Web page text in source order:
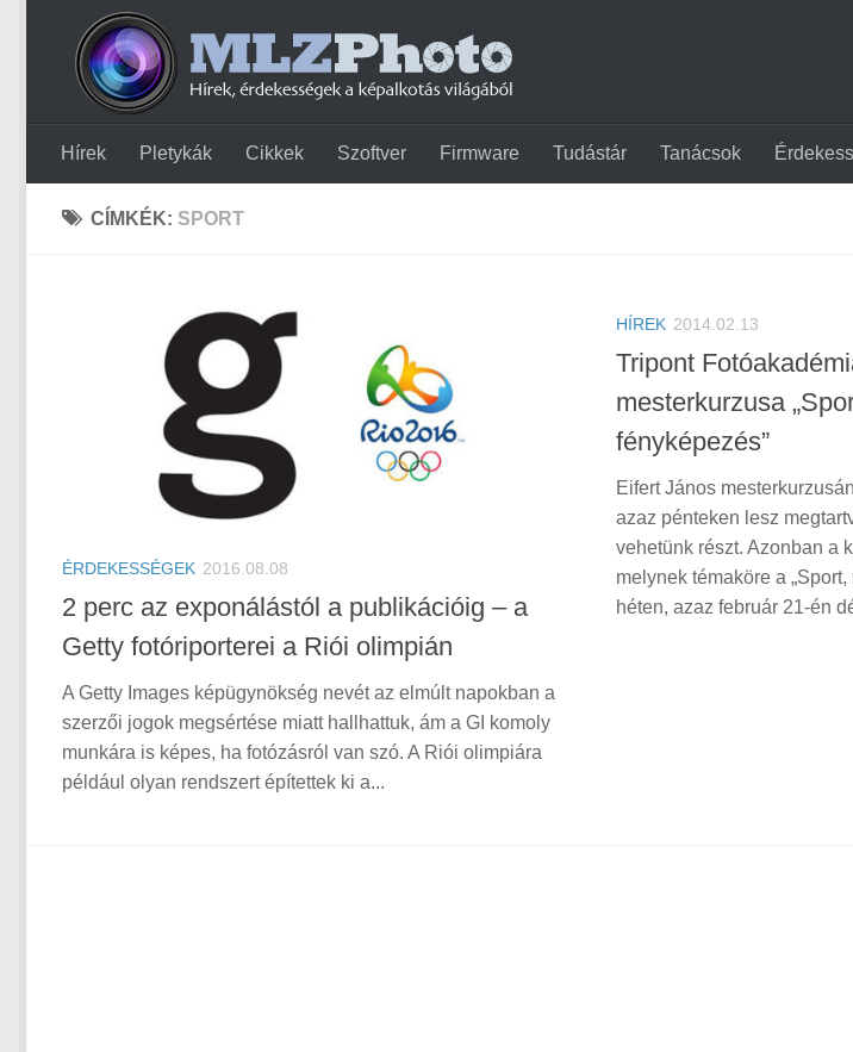
Hírek Pletykák Cikkek Szoftver Firmware Tudástár Tanácsok
CÍMKÉK: SPORT
ÉRDEKESSÉGEK 2016.08.08
2 perc az exponálástól a publikációig – a
Getty fotóriporterei a Riói olimpián
A Getty Images képügynökség nevét az elmúlt napokban a
szerzői jogok megsértése miatt hallhattuk, ám a GI komoly
munkára is képes, ha fotózásról van szó. A Riói olimpiára
például olyan rendszert építettek ki a...
HÍREK 2014.02.13
Tripont
mesterkurzusa
fényképezés”
Eifert János
azaz pénteken lesz
vehetünk részt. Azonban a
melynek témaköre a
héten, azaz február 21-én